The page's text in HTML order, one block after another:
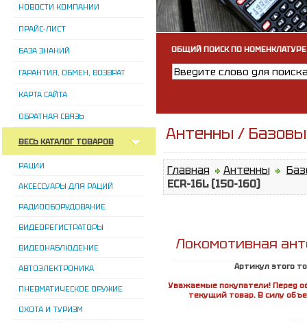
НОВОСТИ КОМПАНИИ
ПРАЙС-ЛИСТ
БАЗА ЗНАНИЙ
ГАРАНТИЯ, ОБМЕН, ВОЗВРАТ
КАРТА САЙТА
ОБРАТНАЯ СВЯЗЬ
ВЕСЬ КАТАЛОГ ТОВАРОВ
РАЦИИ
АКСЕССУАРЫ ДЛЯ РАЦИЙ
РАДИООБОРУДОВАНИЕ
ВИДЕОРЕГИСТРАТОРЫ
ВИДЕОНАБЛЮДЕНИЕ
АВТОЭЛЕКТРОНИКА
ПНЕВМАТИЧЕСКОЕ ОРУЖИЕ
ОХОТА И ТУРИЗМ
ОБЩИЙ ПОИСК ПО НОМЕНКЛАТУРЕ
Антенны /
Главная Антенны
ECR-16L (150-160)
Локомотивная
Артикул этого
Уважаемые покупатели! Перед
текущий товар. В силу